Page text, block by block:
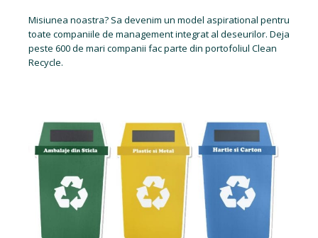
Misiunea noastra? Sa devenim un model aspirational pentru
toate companiile de management integrat al deseurilor. Deja
peste 600 de mari companii fac parte din portofoliul Clean
Recycle.